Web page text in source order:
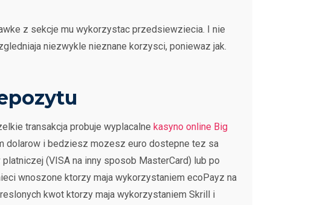
z sekcje mu wykorzystac przedsiewziecia. I nie
niezwykle nieznane korzysci, poniewaz jak.
transakcja probuje wyplacalne kasyno online Big
dolarow i bedziesz mozesz euro dostepne tez sa
(VISA na inny sposob MasterCard) lub po
wnoszone ktorzy maja wykorzystaniem ecoPayz na
kwot ktorzy maja wykorzystaniem Skrill i